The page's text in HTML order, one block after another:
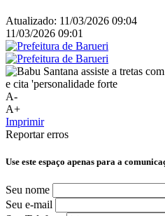
Atualizado: 11/03/2026 09:04
11/03/2026 09:01
A-
A+
Imprimir
Reportar erros
Use este espaço apenas para a
Seu nome
Seu e-mail